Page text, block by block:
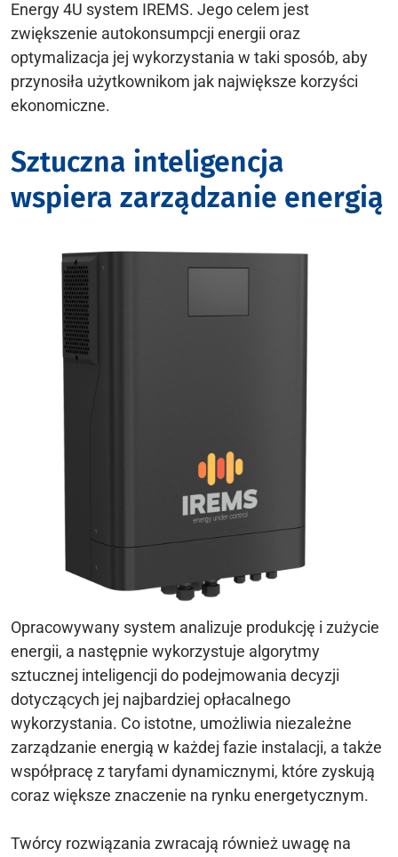
Energy 4U system IREMS. Jego celem jest
zwiększenie autokonsumpcji energii oraz
optymalizacja jej wykorzystania w taki sposób, aby
przynosiła użytkownikom jak największe korzyści
ekonomiczne.
Sztuczna inteligencja
wspiera zarządzanie energią
Opracowywany system analizuje produkcję i zużycie
energii, a następnie wykorzystuje algorytmy
sztucznej inteligencji do podejmowania decyzji
dotyczących jej najbardziej opłacalnego
wykorzystania. Co istotne, umożliwia niezależne
zarządzanie energią w każdej fazie instalacji, a także
współpracę z taryfami dynamicznymi, które zyskują
coraz większe znaczenie na rynku energetycznym.
Twórcy rozwiązania zwracają również uwagę na